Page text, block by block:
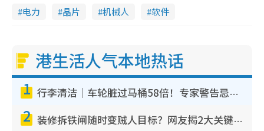
电力
晶片 机械人 软件
港生活人气本地热话
1 行李清洁｜车轮脏过马桶58倍！专家警告忌用酒精擦 教1招免脏手除菌
2 装修拆铁闸随时变贼人目标？网友揭2大关键用途：装新款等于白装？附新旧铁闸分别